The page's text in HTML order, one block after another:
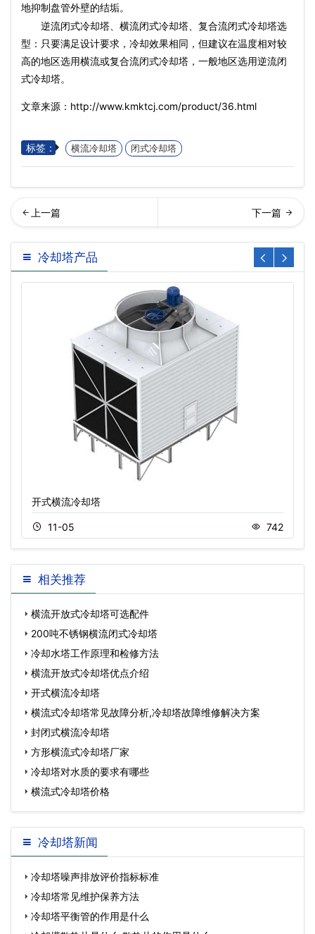
地抑制盘管外壁的结垢。
逆流闭式冷却塔、横流闭式冷却塔、复合流闭式冷却塔选
型：只要满足设计要求，冷却效果相同，但建议在温度相对较
高的地区选用横流或复合流闭式冷却塔，一般地区选用逆流闭
式冷却塔。
文章来源：http://www.kmktcj.com/product/36.html
标签： 横流冷却塔 闭式冷却塔
流式冷却塔价格… 却塔风机维修更换的步骤有
哪些呢，冷却塔风机
冷却塔产品
开式横流冷却塔
11-05 742
相关推荐
横流开放式冷却塔可选配件
200吨不锈钢横流闭式冷却塔
冷却水塔工作原理和检修方法
横流开放式冷却塔优点介绍
开式横流冷却塔
横流式冷却塔常见故障分析,冷却塔故障维修解决方案
封闭式横流冷却塔
方形横流式冷却塔厂家
冷却塔对水质的要求有哪些
横流式冷却塔价格
冷却塔新闻
冷却塔噪声排放评价指标标准
冷却塔常见维护保养方法
冷却塔平衡管的作用是什么